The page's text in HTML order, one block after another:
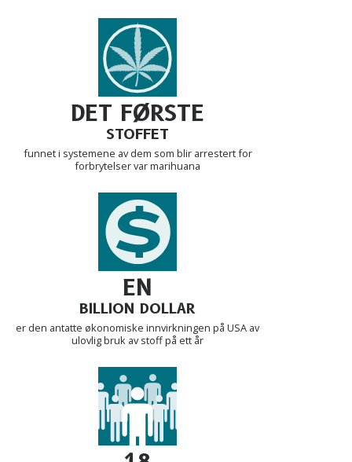
DET FØRSTE
STOFFET
funnet i systemene av dem som blir arrestert for
forbrytelser var marihuana
EN
BILLION DOLLAR
er den antatte økonomiske innvirkningen på USA av
ulovlig bruk av stoff på ett år